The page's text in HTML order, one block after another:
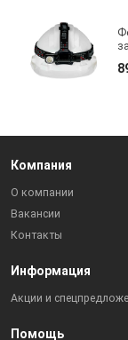
Компания
О компании
Вакансии
Контакты
Информация
Акции и
Помощь